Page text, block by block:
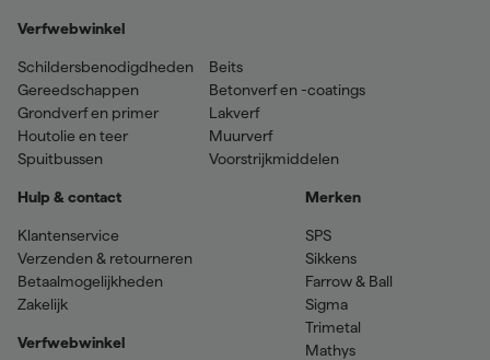
Verfwebwinkel
Schildersbenodigdheden
Gereedschappen
Grondverf en primer
Houtolie en teer
Spuitbussen
Beits
Betonverf en -coatings
Lakverf
Muurverf
Voorstrijkmiddelen
Hulp & contact
Klantenservice
Verzenden & retourneren
Betaalmogelijkheden
Zakelijk
Verfwebwinkel
Merken
SPS
Sikkens
Farrow & Ball
Sigma
Trimetal
Mathys